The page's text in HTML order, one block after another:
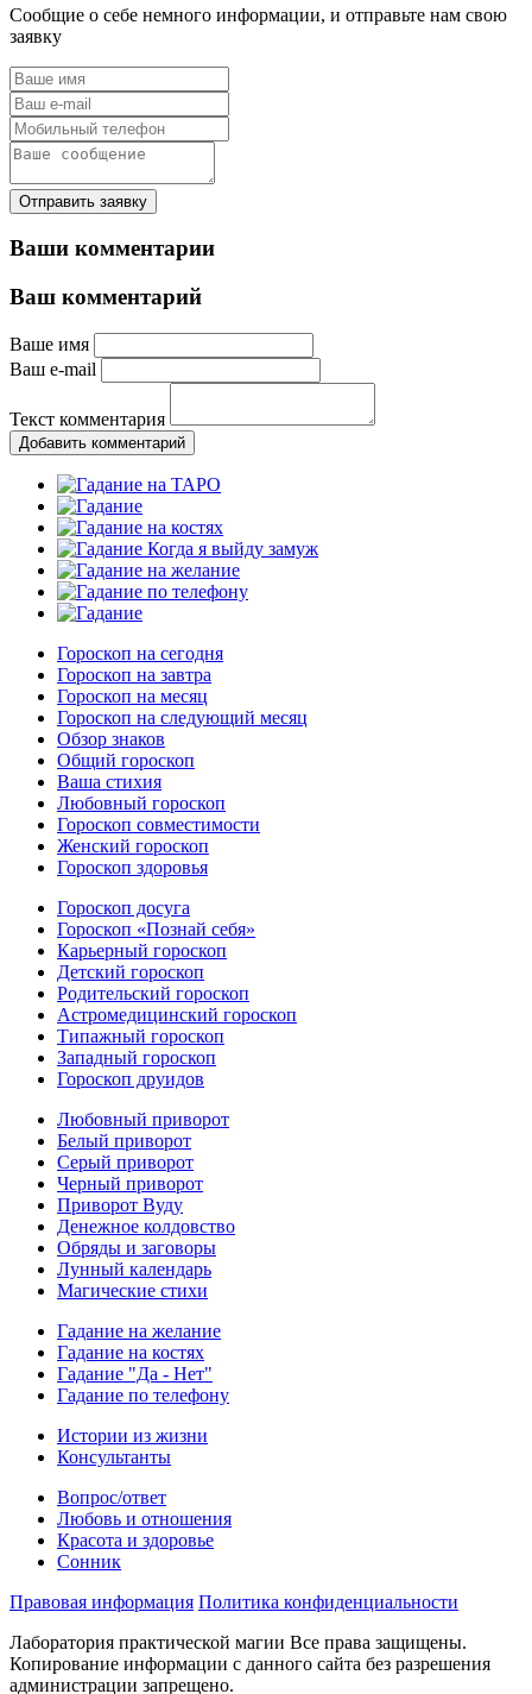
Сообщие о себе немного информации, и отправьте нам свою
заявку
Отправить заявку
Ваши комментарии
Ваш комментарий
Ваше имя
Ваш e-mail
Текст комментария
Добавить комментарий
Гороскоп на сегодня
Гороскоп на завтра
Гороскоп на месяц
Гороскоп на следующий месяц
Обзор знаков
Общий гороскоп
Ваша стихия
Любовный гороскоп
Гороскоп совместимости
Женский гороскоп
Гороскоп здоровья
Гороскоп досуга
Гороскоп «Познай себя»
Карьерный гороскоп
Детский гороскоп
Родительский гороскоп
Астромедицинский гороскоп
Типажный гороскоп
Западный гороскоп
Гороскоп друидов
Любовный приворот
Белый приворот
Серый приворот
Черный приворот
Приворот Вуду
Денежное колдовство
Обряды и заговоры
Лунный календарь
Магические стихи
Гадание на желание
Гадание на костях
Гадание "Да - Нет"
Гадание по телефону
Истории из жизни
Консультанты
Вопрос/ответ
Любовь и отношения
Красота и здоровье
Сонник
Правовая информация Политика конфиденциальности
Лаборатория практической магии Все права защищены.
Копирование информации с данного сайта без разрешения
администрации запрещено.